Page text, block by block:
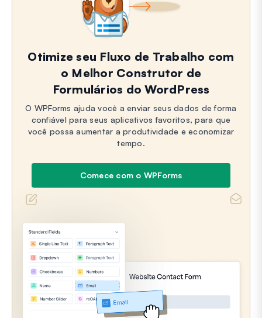
Otimize seu Fluxo de Trabalho com
o Melhor Construtor de
Formulários do WordPress
O WPForms ajuda você a enviar seus dados de forma
confiável para seus aplicativos favoritos, para que
você possa aumentar a produtividade e economizar
tempo.
Comece com o WPForms